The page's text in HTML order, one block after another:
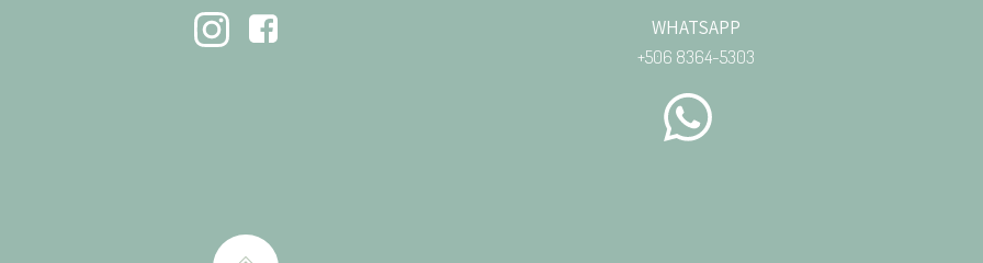
WHATSAPP
+506 8364-5303